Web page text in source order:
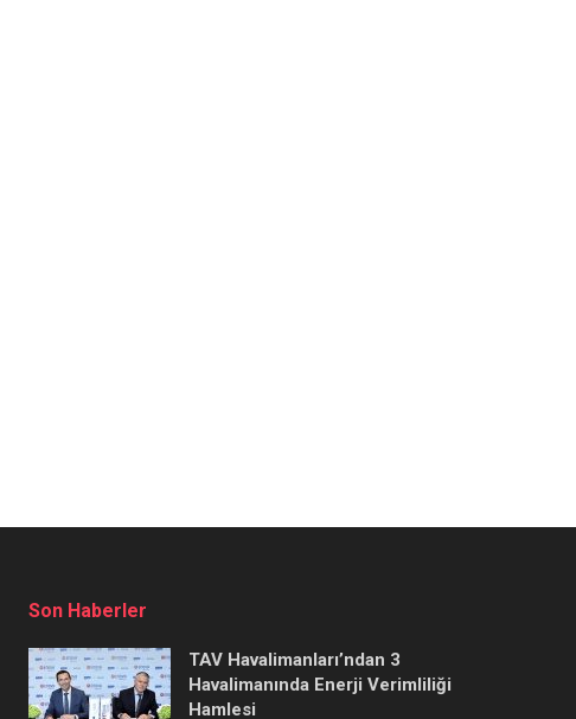
Son Haberler
TAV Havalimanları’ndan 3
Havalimanında Enerji Verimliliği
Hamlesi